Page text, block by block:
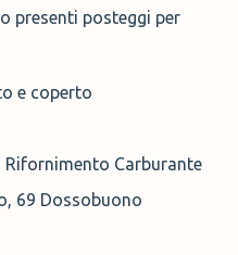
presenti posteggi per
e coperto
Rifornimento Carburante
69 Dossobuono